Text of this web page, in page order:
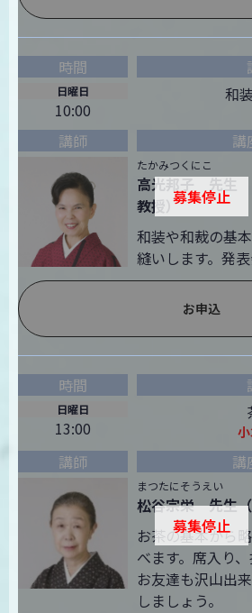
日曜日
10:00
和
たかみつくにこ
高光邦子 先生
教授）
和装や和裁の基
縫いします。発
お申込
募集停止
日曜日
13:00
まつたにそうえい
松谷宗栄 先生（
お茶の基本から
べます。席入り
お友達も沢山出
しましょう。
募集停止